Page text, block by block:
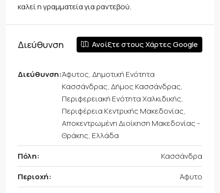
καλεί η γραμματεία για ραντεβού.
Διεύθυνση Ανοίξτε στους Χάρτες Google
Διεύθυνση:Άφυτος, Δημοτική Ενότητα
Κασσάνδρας, Δήμος Κασσάνδρας,
Περιφερειακή Ενότητα Χαλκιδικής,
Περιφέρεια Κεντρικής Μακεδονίας,
Αποκεντρωμένη Διοίκηση Μακεδονίας -
Θράκης, Ελλάδα
Πόλη:
Κασσάνδρα
Περιοχή:
Άφυτο